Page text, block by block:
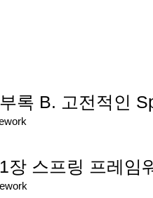
록 B. 고전적인
장 스프링 프레임